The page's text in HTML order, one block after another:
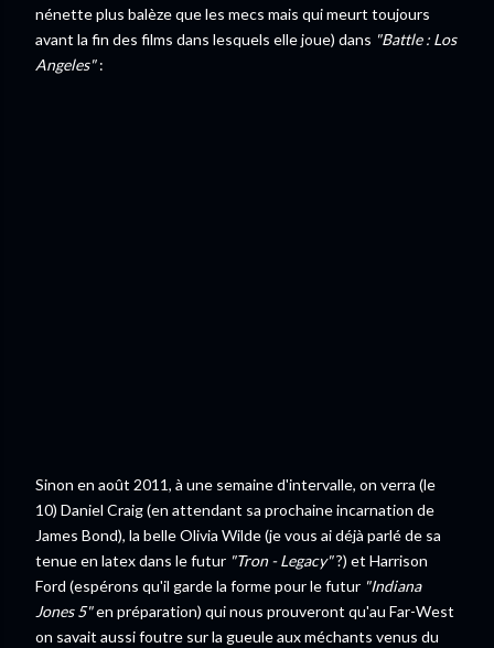
nénette plus balèze que les mecs mais qui meurt toujours
avant la fin des films dans lesquels elle joue) dans "Battle : Los
Angeles":
Sinon en août 2011, à une semaine d'intervalle, on verra (le
10) Daniel Craig (en attendant sa prochaine incarnation de
James Bond), la belle Olivia Wilde (je vous ai déjà parlé de sa
tenue en latex dans le futur "Tron - Legacy"?) et Harrison
Ford (espérons qu'il garde la forme pour le futur "Indiana
Jones 5"en préparation) qui nous prouveront qu'au Far-West
on savait aussi foutre sur la gueule aux méchants venus du